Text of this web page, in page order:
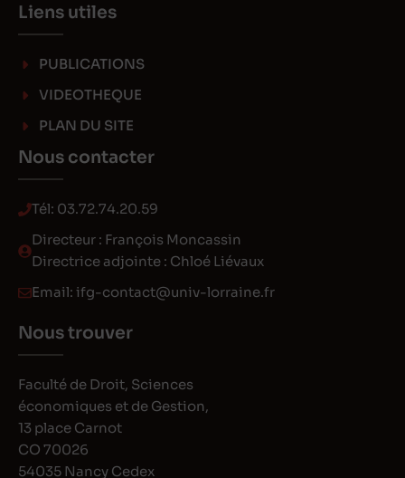
Liens utiles
PUBLICATIONS
VIDEOTHEQUE
PLAN DU SITE
Nous contacter
Tél: 03.72.74.20.59
Directeur : François Moncassin
Directrice adjointe : Chloé Liévaux
Email: ifg-contact@univ-lorraine.fr
Nous trouver
Faculté de Droit, Sciences
économiques et de Gestion,
13 place Carnot
CO 70026
54035 Nancy Cedex